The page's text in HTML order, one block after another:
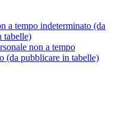
a tempo indeterminato (da
tabelle)
non a tempo
(da pubblicare in tabelle)